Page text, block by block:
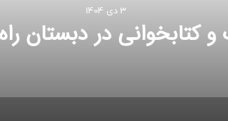
3 دی 1404
در دبستان راه کرامت۱۴۰۴